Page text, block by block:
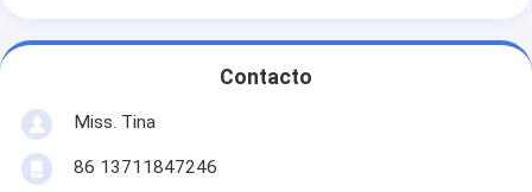
Contacto
Miss. Tina
86 13711847246